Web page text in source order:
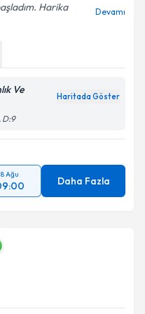
Harika
Devamı
Ve
Haritada Göster
D:9
8 Ağu
Daha Fazla